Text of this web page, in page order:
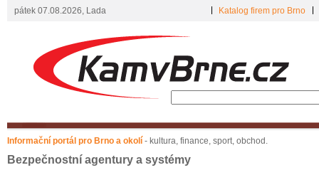
Informační portál pro Brno a okolí - kultura, finance, sport, obchod.
Katalog firem pro Brno
pátek 07.08.2026, Lada
Bezpečnostní agentury a systémy